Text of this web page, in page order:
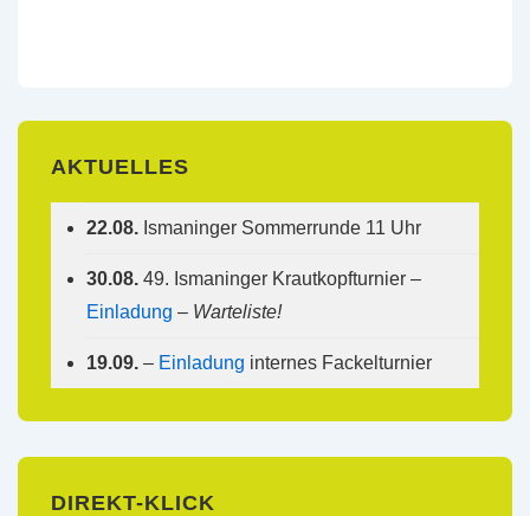
AKTUELLES
22.08. Ismaninger Sommerrunde 11 Uhr
30.08. 49. Ismaninger Krautkopfturnier –
Einladung – Warteliste!
19.09. – Einladung internes Fackelturnier
DIREKT-KLICK